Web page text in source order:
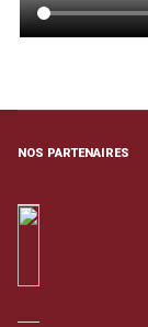
NOS PARTENAIRES